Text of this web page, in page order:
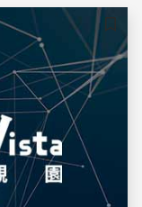
儲存